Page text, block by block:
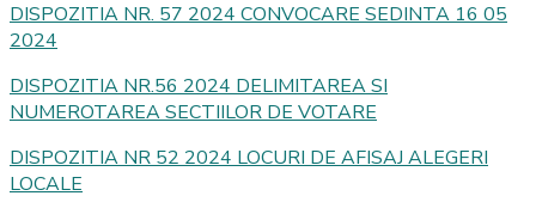
DISPOZITIA NR. 57 2024 CONVOCARE SEDINTA 16 05
2024
DISPOZITIA NR.56 2024 DELIMITAREA SI
NUMEROTAREA SECTIILOR DE VOTARE
DISPOZITIA NR 52 2024 LOCURI DE AFISAJ ALEGERI
LOCALE